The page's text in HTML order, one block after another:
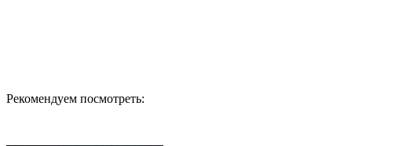
Рекомендуем посмотреть: